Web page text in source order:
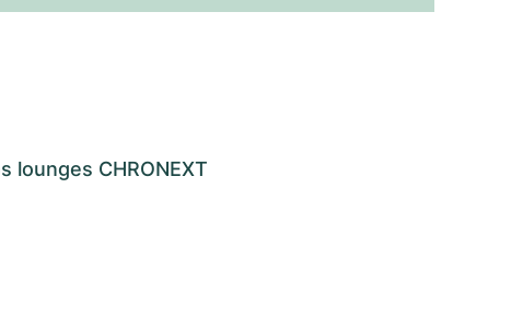
lounges CHRONEXT